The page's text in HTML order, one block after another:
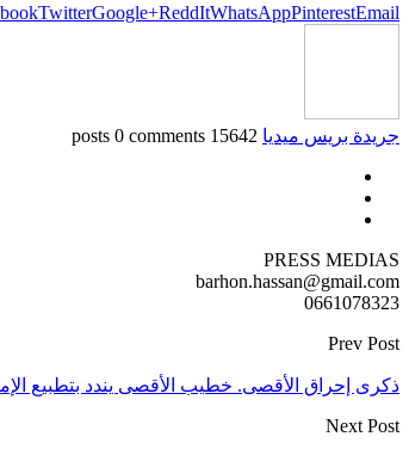
TwitterGoogle+ReddItWhatsAppPinterestEmail
جريدة بريس ميديا 15642 posts
0 comments
PRESS MEDIAS
barhon.hassan@gmail.com
0661078323
Prev Post
ذكرى إحراق الأقصى. خطيب الأقصى يندد بتطبيع
Next Post